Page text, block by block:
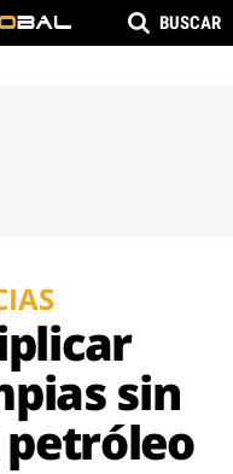
BUSCAR
sin